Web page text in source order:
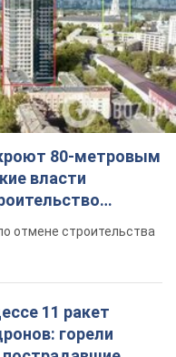
80-метровым
власти
отмене строительства
11 ракет
горели